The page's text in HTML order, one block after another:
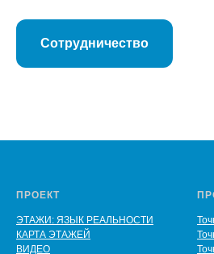
Сотрудничество
ПРОЕКТ
ЭТАЖИ: ЯЗЫК РЕАЛЬНОСТИ
КАРТА ЭТАЖЕЙ
ВИДЕО